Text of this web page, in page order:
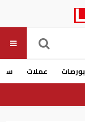
بورصات عملات